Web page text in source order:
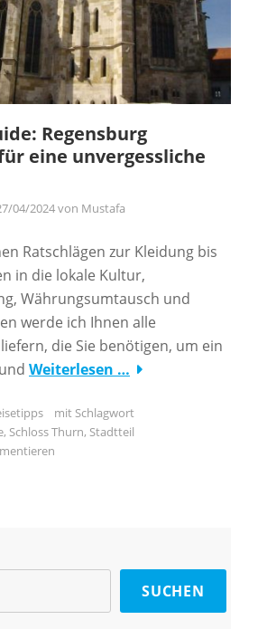
Regensburg
eine unvergessliche
04/2024von Mustafa
Ratschlägen zur Kleidung bis
in die lokale Kultur,
Währungsumtausch und
werde ich Ihnen alle
die Sie benötigen, um ein
Weiterlesen …
mit Schlagwort
, Schloss Thurn, Stadtteil
SUCHEN